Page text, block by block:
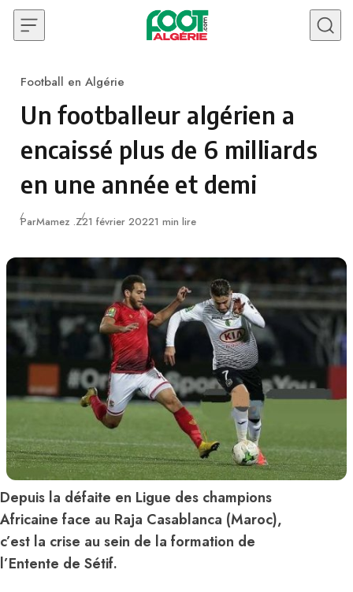
Skip to content
Category
Football en Algérie
Un footballeur algérien a
encaissé plus de 6 milliards
en une année et demi
ParMamez .ZPublié
21 février 20221 min lire
Depuis la défaite en Ligue des champions
Africaine face au Raja Casablanca (Maroc),
c’est la crise au sein de la formation de
l’Entente de Sétif.